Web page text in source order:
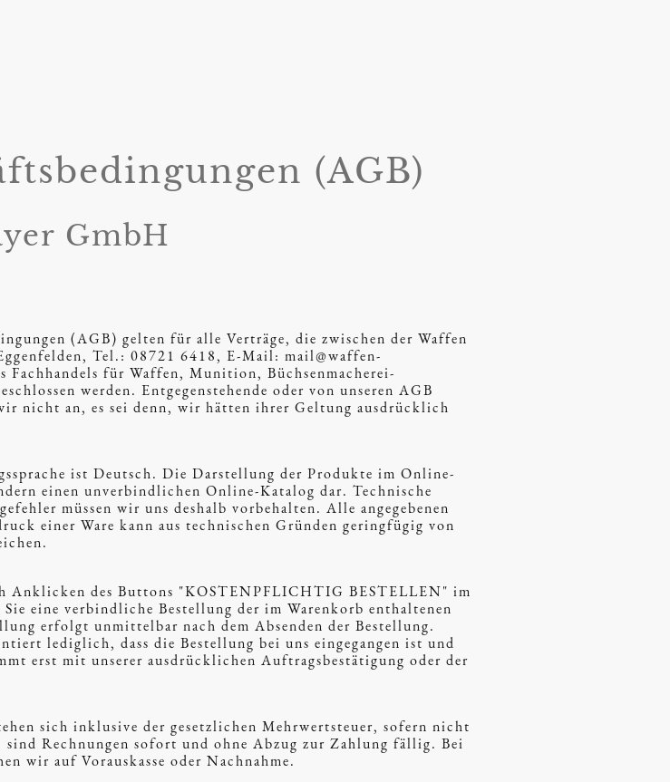
(AGB)
GmbH
(AGB) gelten für alle Verträge, die zwischen der Waffen
Tel.: 08721 6418, E-Mail: mail@waffen-
Fachhandels für Waffen, Munition, Büchsenmacherei-
werden. Entgegenstehende oder von unseren AGB
nicht an, es sei denn, wir hätten ihrer Geltung ausdrücklich
ist Deutsch. Die Darstellung der Produkte im Online-
einen unverbindlichen Online-Katalog dar. Technische
müssen wir uns deshalb vorbehalten. Alle angegebenen
einer Ware kann aus technischen Gründen geringfügig von
Anklicken des Buttons "KOSTENPFLICHTIG BESTELLEN" im
eine verbindliche Bestellung der im Warenkorb enthaltenen
erfolgt unmittelbar nach dem Absenden der Bestellung.
lediglich, dass die Bestellung bei uns eingegangen ist und
erst mit unserer ausdrücklichen Auftragsbestätigung oder der
sich inklusive der gesetzlichen Mehrwertsteuer, sofern nicht
sind Rechnungen sofort und ohne Abzug zur Zahlung fällig. Bei
wir auf Vorauskasse oder Nachnahme.